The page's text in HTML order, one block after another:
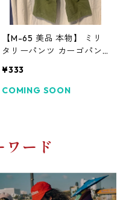
【M-65 美品 本物】 ミリ
タリーパンツ カーゴパン
¥333
COMING SOON
ワード